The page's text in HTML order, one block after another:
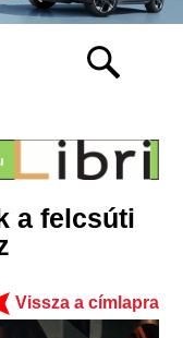
a felcsúti
Vissza a címlapra